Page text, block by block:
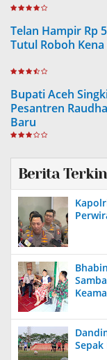
Telan Hampir Rp
Tutul Roboh
Bupati Aceh
Pesantren
Baru
Berita
Sepak